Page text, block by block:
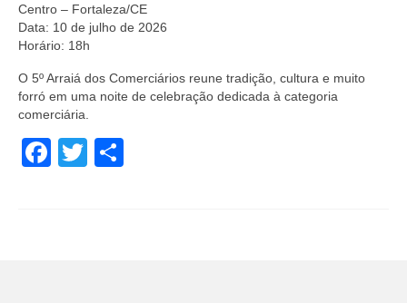
Centro – Fortaleza/CE
Data: 10 de julho de 2026
Horário: 18h
O 5º Arraiá dos Comerciários reune tradição, cultura e muito
forró em uma noite de celebração dedicada à categoria
comerciária.
Facebook
Twitter